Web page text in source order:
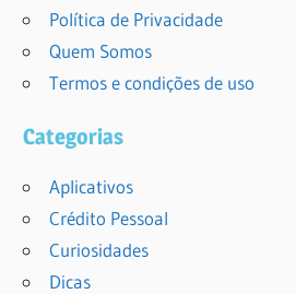
Política de Privacidade
Quem Somos
Termos e condições de uso
Categorias
Aplicativos
Crédito Pessoal
Curiosidades
Dicas